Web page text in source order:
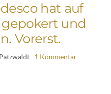
hat auf
und
Vorerst.
1 Kommentar